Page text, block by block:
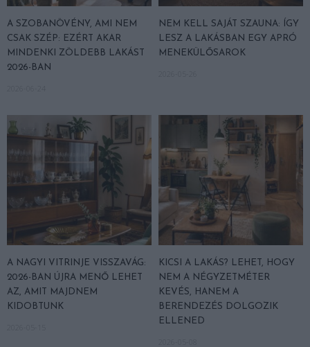
A SZOBANÖVÉNY, AMI NEM
CSAK SZÉP: EZÉRT AKAR
MINDENKI ZÖLDEBB LAKÁST
2026-BAN
NEM KELL SAJÁT SZAUNA: ÍGY
LESZ A LAKÁSBAN EGY APRÓ
MENEKÜLŐSAROK
A NAGYI VITRINJE VISSZAVÁG:
2026-BAN ÚJRA MENŐ LEHET
AZ, AMIT MAJDNEM
KIDOBTUNK
KICSI A LAKÁS? LEHET, HOGY
NEM A NÉGYZETMÉTER
KEVÉS, HANEM A
BERENDEZÉS DOLGOZIK
ELLENED